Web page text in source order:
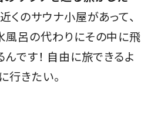
くのサウナ小屋があって、
風呂の代わりにその中に飛
です！ 自由に旅できるよ
行きたい。